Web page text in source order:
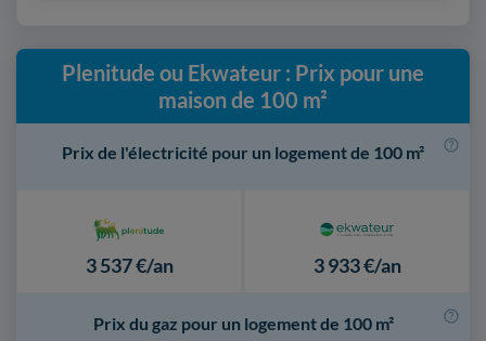
Plenitude ou Ekwateur : Prix pour une
maison de 100 m²
3 537 €/an
Prix de l'électricité pour un logement de 100 m²
3 933 €/an
Prix du gaz pour un logement de 100 m²